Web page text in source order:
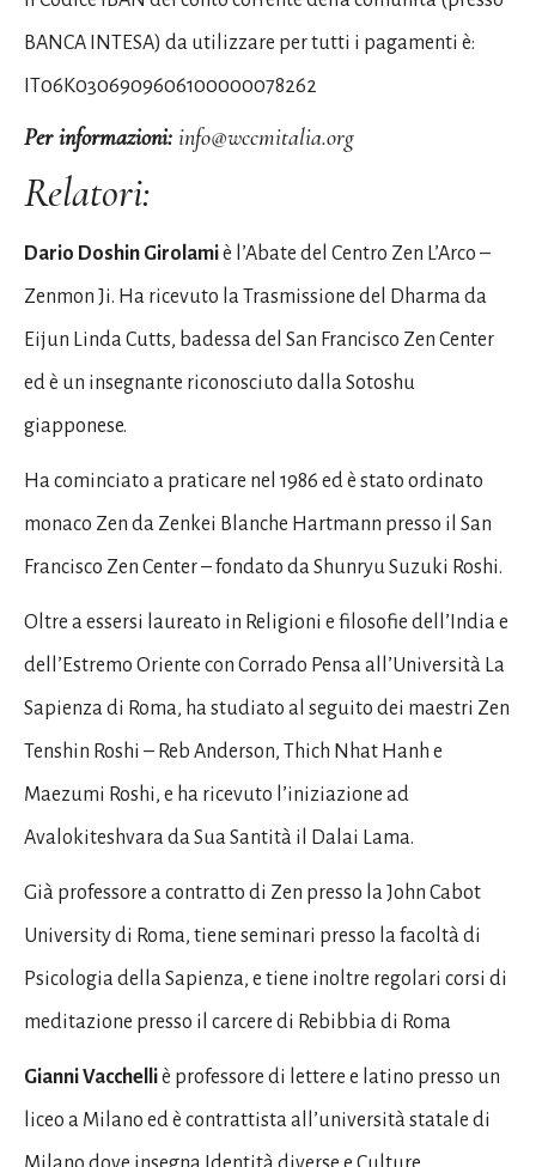
BANCA INTESA) da utilizzare per tutti i pagamenti è:
IT06K0306909606100000078262
Per informazioni: info@wccmitalia.org
Relatori:
Dario Doshin Girolamiè l’Abate del Centro Zen L’Arco –
Zenmon Ji. Ha ricevuto la Trasmissione del Dharma da
Eijun Linda Cutts, badessa del San Francisco Zen Center
ed è un insegnante riconosciuto dalla Sotoshu
giapponese.
Ha cominciato a praticare nel 1986 ed è stato ordinato
monaco Zen da Zenkei Blanche Hartmann presso il San
Francisco Zen Center – fondato da Shunryu Suzuki Roshi.
Oltre a essersi laureato in Religioni e filosofie dell’India e
dell’Estremo Oriente con Corrado Pensa all’Università La
Sapienza di Roma, ha studiato al seguito dei maestri Zen
Tenshin Roshi – Reb Anderson, Thich Nhat Hanh e
Maezumi Roshi, e ha ricevuto l’iniziazione ad
Avalokiteshvara da Sua Santità il Dalai Lama.
Già professore a contratto di Zen presso la John Cabot
University di Roma, tiene seminari presso la facoltà di
Psicologia della Sapienza, e tiene inoltre regolari corsi di
meditazione presso il carcere di Rebibbia di Roma
Gianni Vacchelliè professore di lettere e latino presso un
liceo a Milano ed è contrattista all’università statale di